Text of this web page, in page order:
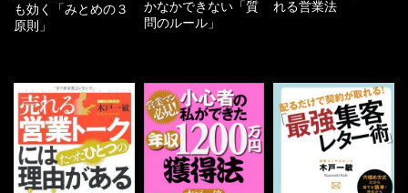
も効く「みとめの３
原則」
かなかできない「質
問のルール」
れる営業法